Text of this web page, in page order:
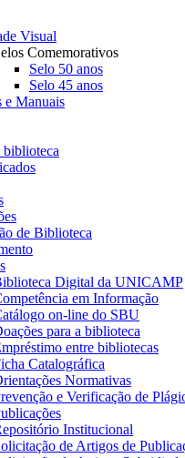
Visual
Comemorativos
Selo 50 anos
Selo 45 anos
e Manuais
biblioteca
de Biblioteca
Digital da UNICAMP
em Informação
on-line do SBU
para a biblioteca
entre bibliotecas
Catalográfica
Normativas
e Verificação de
Institucional
de Artigos de